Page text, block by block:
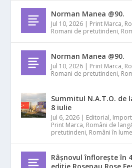
Norman Manea @90.
Jul 10, 2026 | Print Marca,
Romani de pretutindeni,
Norman Manea @90.
Jul 10, 2026 | Print Marca,
Romani de pretutindeni,
Summitul N.A.T.O. de
8 iulie
Jul 6, 2026 | Editorial,
Print Marca, Români de
pretutindeni, Români în lume
Râșnovul înflorește în